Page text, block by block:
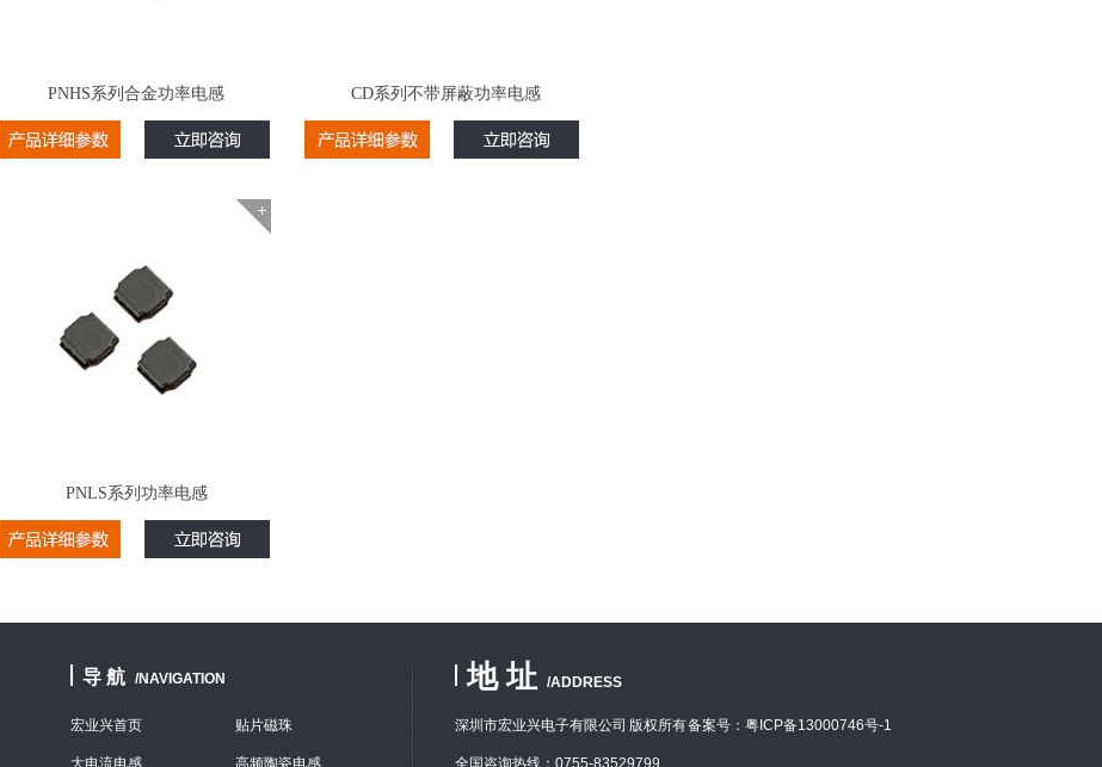
PNHS系列合金功率电感 CD系列不带屏蔽功率电感
PNLS系列功率电感
导 航 /NAVIGATION
宏业兴首页 贴片磁珠
大电流电感 高频陶瓷电感
地 址 /ADDRESS
深圳市宏业兴电子有限公司 版权所有备案号：粤ICP备13000746号-1
全国咨询热线：0755-83529799